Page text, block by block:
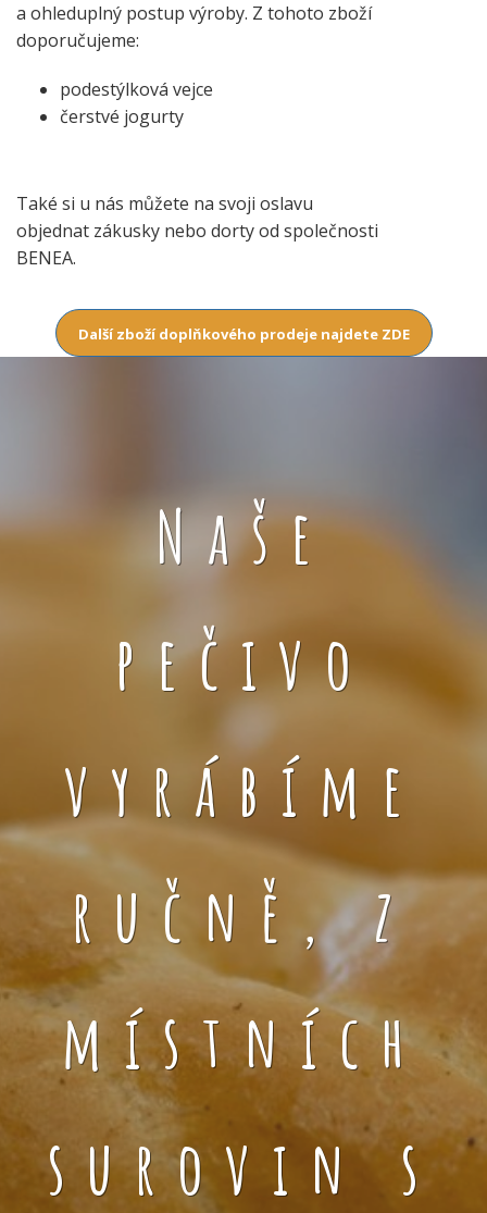
a ohleduplný postup výroby. Z tohoto zboží
doporučujeme:
podestýlková vejce
čerstvé jogurty
Také si u nás můžete na svoji oslavu
objednat zákusky nebo dorty od společnosti
BENEA.
Další zboží doplňkového prodeje najdete ZDE
Naše
pečivo
vyrábíme
ručně, z
místních
surovin s